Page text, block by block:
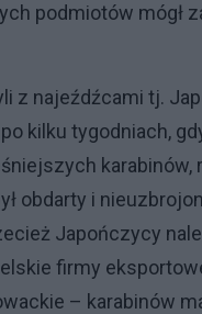
podmiotów mógł
z najeźdźcami tj.
po kilku tygodniach,
obdarty i
Japończycy
firmy
– karabinów